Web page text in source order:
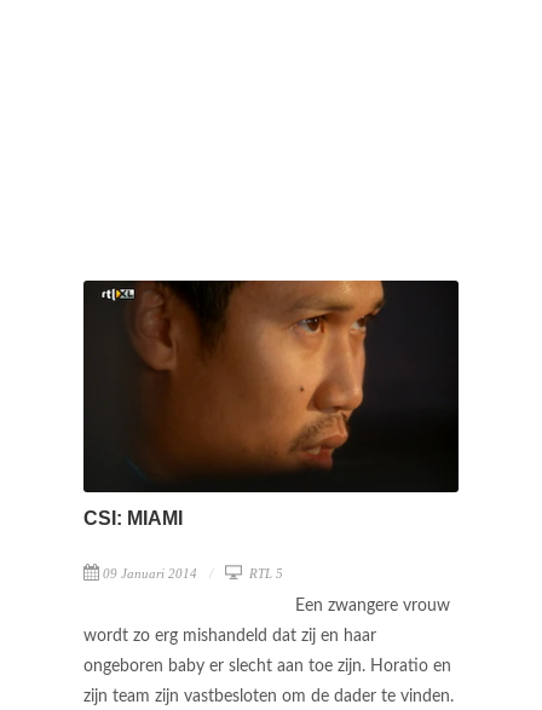
CSI: MIAMI
09 Januari 2014 RTL 5
Een zwangere vrouw
wordt zo erg mishandeld dat zij en haar
ongeboren baby er slecht aan toe zijn. Horatio en
zijn team zijn vastbesloten om de dader te vinden.